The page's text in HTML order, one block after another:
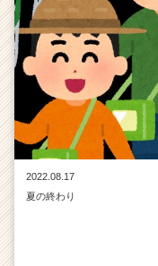
2022.08.17
夏の終わり